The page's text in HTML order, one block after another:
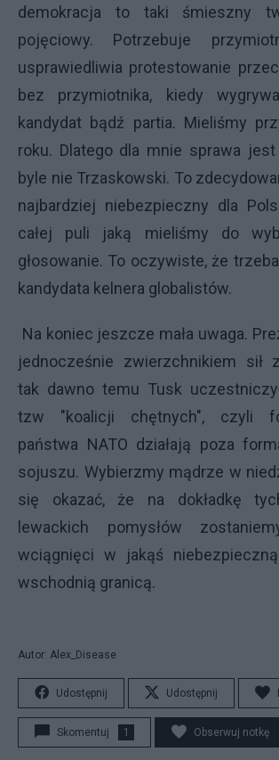
demokracja to taki śmieszny
pojęciowy. Potrzebuje
usprawiedliwia protestowanie
bez przymiotnika, kiedy
kandydat bądź partia. Mieliśmy
roku. Dlatego dla mnie sprawa jest
byle nie Trzaskowski. To
najbardziej niebezpieczny dla
całej puli jaką mieliśmy do
głosowanie. To oczywiste, że
kandydata kelnera globalistów.
Na koniec jeszcze mała uwaga.
jednocześnie zwierzchnikiem sił
tak dawno temu Tusk
tzw "koalicji chętnych", czyli
państwa NATO działają poza
sojuszu. Wybierzmy mądrze w
się okazać, że na dokładkę
lewackich pomysłów
wciągnięci w jakąś
wschodnią granicą.
Autor: Alex_Disease
Udostępnij Udostępnij
Skomentuj 1 Obserwuj notkę